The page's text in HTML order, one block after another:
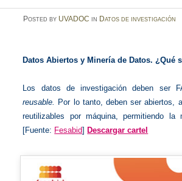
Posted by UVADOC in Datos de investigación
Datos Abiertos y Minería de Datos.¿Qué
Los datos de investigación deben ser
reusable. Por lo tanto, deben ser abiertos,
reutilizables por máquina, permitiendo
[Fuente: Fesabid] Descargar cartel